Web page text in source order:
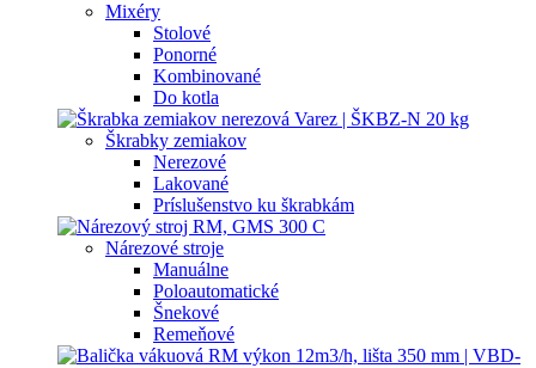
Mixéry
Stolové
Ponorné
Kombinované
Do kotla
Škrabky zemiakov
Nerezové
Lakované
Príslušenstvo ku škrabkám
Nárezové stroje
Manuálne
Poloautomatické
Šnekové
Remeňové